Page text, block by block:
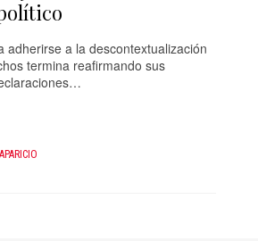
adherirse a la descontextualización
termina reafirmando sus